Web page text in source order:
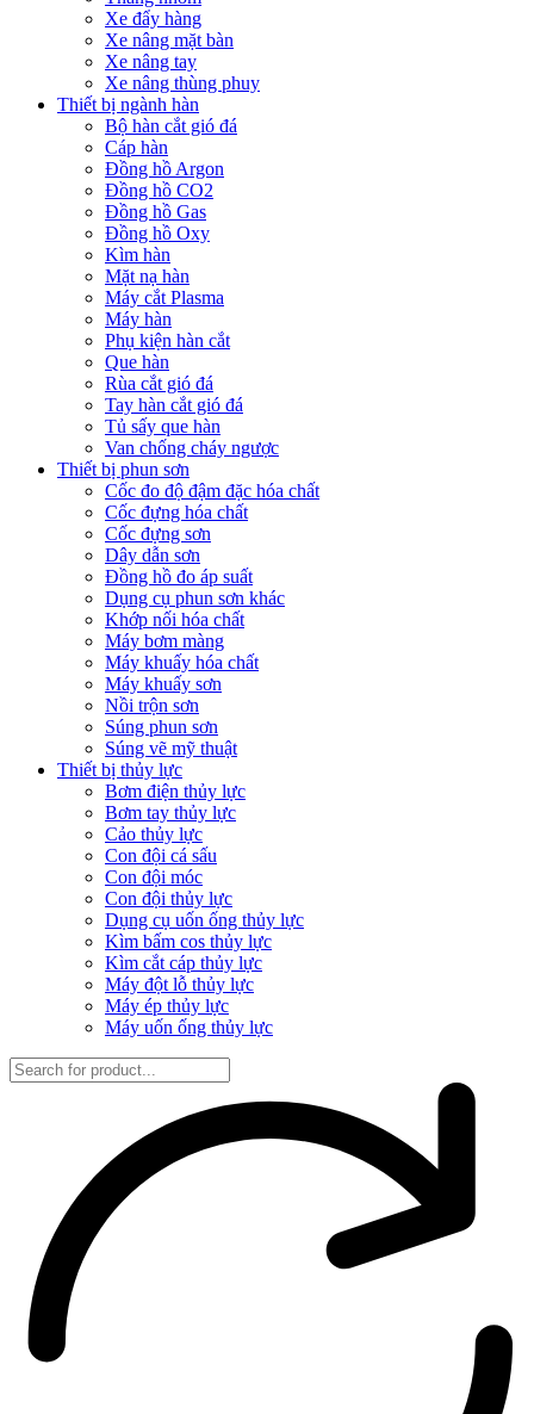
Xe đẩy hàng
Xe nâng mặt bàn
Xe nâng tay
Xe nâng thùng phuy
Thiết bị ngành hàn
Bộ hàn cắt gió đá
Cáp hàn
Đồng hồ Argon
Đồng hồ CO2
Đồng hồ Gas
Đồng hồ Oxy
Kìm hàn
Mặt nạ hàn
Máy cắt Plasma
Máy hàn
Phụ kiện hàn cắt
Que hàn
Rùa cắt gió đá
Tay hàn cắt gió đá
Tủ sấy que hàn
Van chống cháy ngược
Thiết bị phun sơn
Cốc đo độ đậm đặc hóa chất
Cốc đựng hóa chất
Cốc đựng sơn
Dây dẫn sơn
Đồng hồ đo áp suất
Dụng cụ phun sơn khác
Khớp nối hóa chất
Máy bơm màng
Máy khuấy hóa chất
Máy khuấy sơn
Nồi trộn sơn
Súng phun sơn
Súng vẽ mỹ thuật
Thiết bị thủy lực
Bơm điện thủy lực
Bơm tay thủy lực
Cảo thủy lực
Con đội cá sấu
Con đội móc
Con đội thủy lực
Dụng cụ uốn ống thủy lực
Kìm bấm cos thủy lực
Kìm cắt cáp thủy lực
Máy đột lỗ thủy lực
Máy ép thủy lực
Máy uốn ống thủy lực